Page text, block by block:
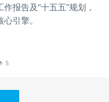
报告及“十五五”规划，
引擎。
5